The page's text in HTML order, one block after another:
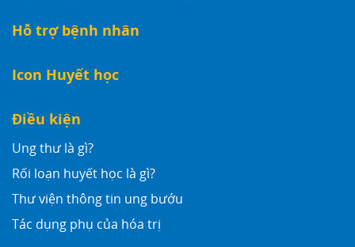
Hỗ trợ bệnh nhân
Icon Huyết học
Điều kiện
Ung thư là gì?
Rối loạn huyết học là gì?
Thư viện thông tin ung bướu
Tác dụng phụ của hóa trị